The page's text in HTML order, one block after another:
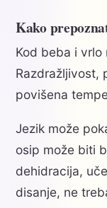
Kako
Kod beba i vrlo
Razdražljivost,
povišena
Jezik može
osip može biti
dehidracija,
disanje, ne